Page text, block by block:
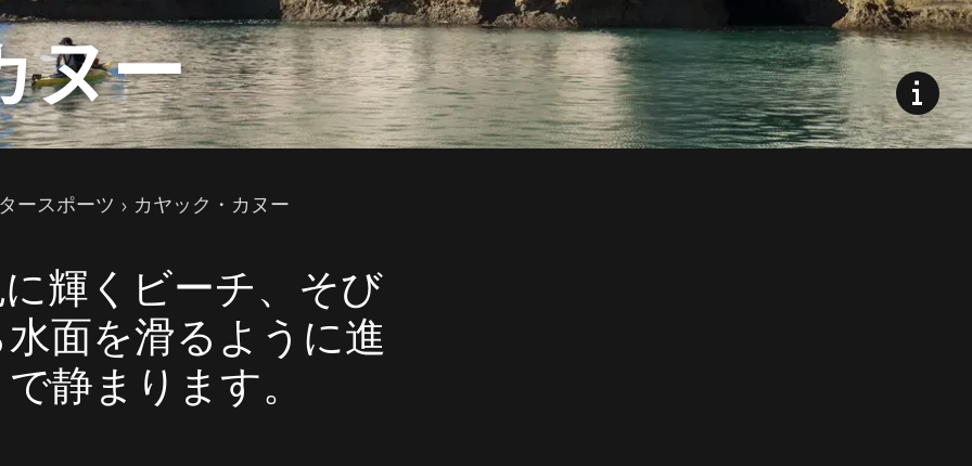
ヌー
ースポーツ カヤック・カヌー
輝くビーチ、そび
面を滑るように進
静まります。